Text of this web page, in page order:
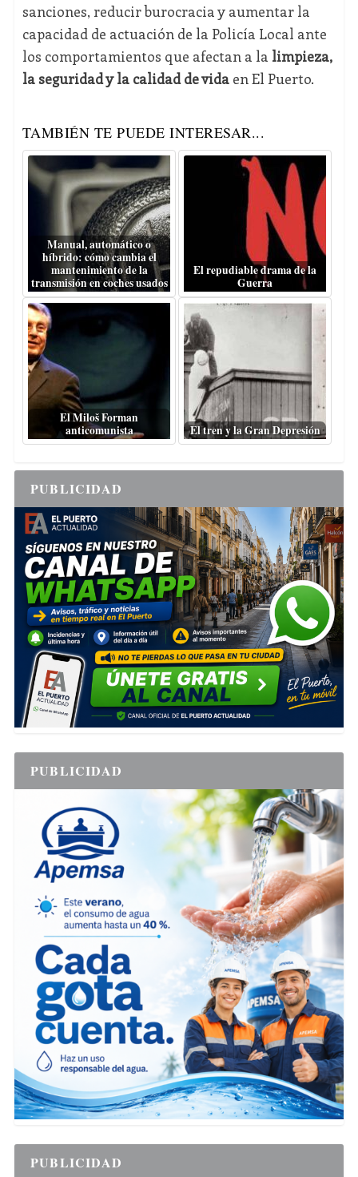
sanciones, reducir burocracia y aumentar la
capacidad de actuación de la Policía Local ante
los comportamientos que afectan a la limpieza,
la seguridad y la calidad de vidaen El Puerto.
TAMBIÉN TE PUEDE INTERESAR...
Manual, automático o
híbrido: cómo cambia el
mantenimiento de la
transmisión en coches usados
El repudiable drama de la
Guerra
El Miloš Forman
anticomunista
El tren y la Gran Depresión
PUBLICIDAD
PUBLICIDAD
PUBLICIDAD